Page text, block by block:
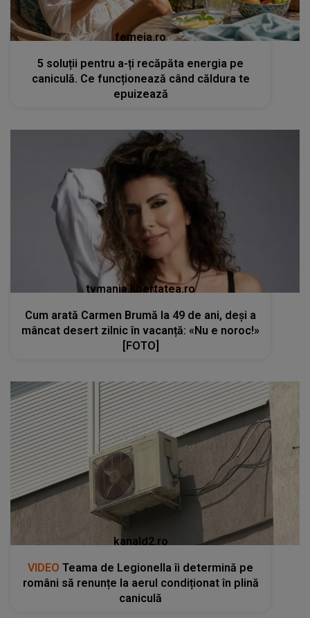
femeia.ro
5 soluții pentru a-ți recăpăta energia pe
caniculă. Ce funcționează când căldura te
epuizează
tvmania.libertatea.ro
Cum arată Carmen Brumă la 49 de ani, deși a
mâncat desert zilnic în vacanță: «Nu e noroc!»
[FOTO]
kanald2.ro
VIDEO Teama de Legionella îi determină pe
români să renunțe la aerul condiționat în plină
caniculă